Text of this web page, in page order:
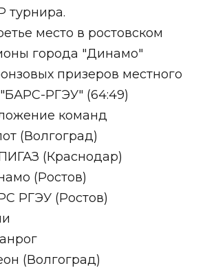
турнира.
место в ростовском
города "Динамо"
призеров местного
РГЭУ" (64:49)
команд
(Волгоград)
(Краснодар)
(Ростов)
РГЭУ (Ростов)
(Волгоград)